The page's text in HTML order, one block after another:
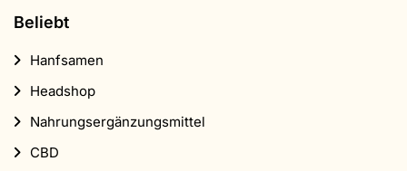
Beliebt
Hanfsamen
Headshop
Nahrungsergänzungsmittel
CBD